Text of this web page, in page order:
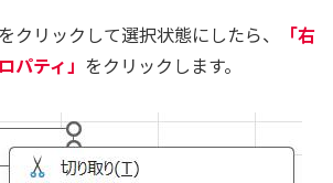
クリックして選択状態にしたら、
「右
パティ」 をクリックします。